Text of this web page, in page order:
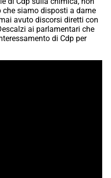
siamo disposti a darne
avuto discorsi diretti con
ai parlamentari che
di Cdp per